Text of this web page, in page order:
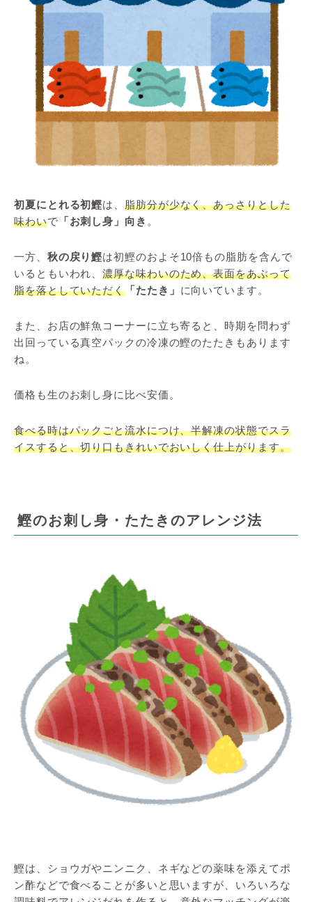
初夏にとれる初鰹は、脂肪分が少なく、あっさりとした
味わいで 「お刺し身」向き 。
一方、 秋の戻り鰹は初鰹のおよそ10倍もの脂肪を含んで
いるともいわれ、濃厚な味わいのため、表面をあぶって
脂を落としていただく 「たたき」 に向いています。
また、お店の鮮魚コーナーに立ち寄ると、時期を問わず
出回っている真空パックの冷凍の鰹のたたきもあります
ね。
価格も生のお刺し身に比べ安価。
食べる時はパックごと流水につけ、半解凍の状態でスラ
イスすると、切り口もきれいでおいしく仕上がります。
鰹のお刺し身・たたきのアレンジ法
鰹は、ショウガやニンニク、ネギなどの薬味を添えてポ
ン酢などで食べることが多いと思いますが、いろいろな